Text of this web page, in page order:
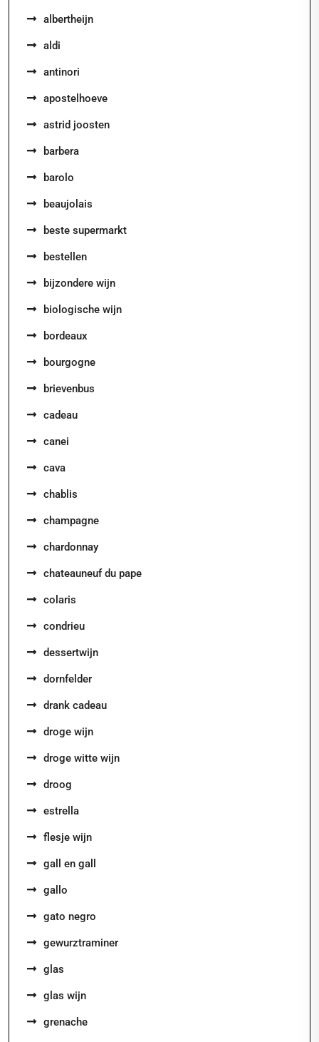
albertheijn
aldi
antinori
apostelhoeve
astrid joosten
barbera
barolo
beaujolais
beste supermarkt
bestellen
bijzondere wijn
biologische wijn
bordeaux
bourgogne
brievenbus
cadeau
canei
cava
chablis
champagne
chardonnay
chateauneuf du pape
colaris
condrieu
dessertwijn
dornfelder
drank cadeau
droge wijn
droge witte wijn
droog
estrella
flesje wijn
gall en gall
gallo
gato negro
gewurztraminer
glas
glas wijn
grenache